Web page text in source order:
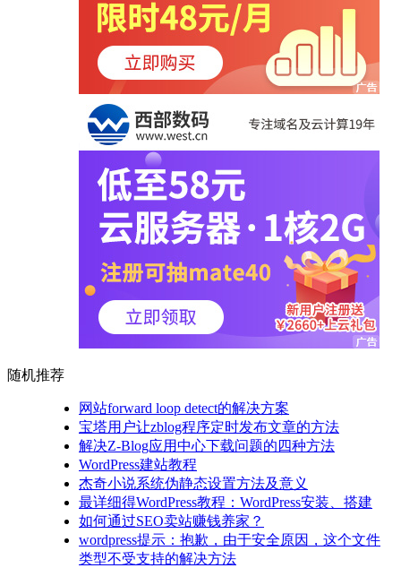
随机推荐
网站forward loop detect的解决方案
宝塔用户让zblog程序定时发布文章的方法
解决Z-Blog应用中心下载问题的四种方法
WordPress建站教程
杰奇小说系统伪静态设置方法及意义
最详细得WordPress教程：WordPress安装、搭建
如何通过SEO卖站赚钱养家？
wordpress提示：抱歉，由于安全原因，这个文件
类型不受支持的解决方法